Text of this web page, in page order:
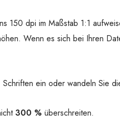
150 dpi im Maßstab 1:1
Wenn es sich bei Ihren
ein oder wandeln Sie
300 % überschreiten.